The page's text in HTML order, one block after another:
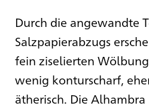
Durch die angewandte
Salzpapierabzugs
fein ziselierten
wenig konturscharf,
ätherisch. Die